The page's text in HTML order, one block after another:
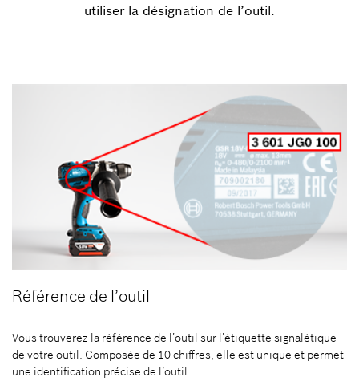
utiliser la désignation de l’outil.
Référence de l’outil
Vous trouverez la référence de l’outil sur l’étiquette signalétique
de votre outil. Composée de 10 chiffres, elle est unique et permet
une identification précise de l’outil.